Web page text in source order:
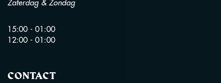
Zaterdag & Zondag
15:00 - 01:00
12:00 - 01:00
CONTACT